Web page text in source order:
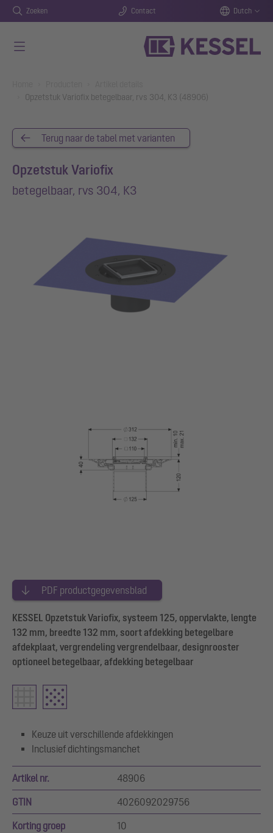
Zoeken Contact Dutch
Opzetstuk Variofix betegelbaar, rvs 304, K3 (48906)
Terug naar de tabel met varianten
Opzetstuk Variofix
betegelbaar, rvs 304, K3
PDF productgegevensblad
KESSEL Opzetstuk Variofix, systeem 125, oppervlakte, lengte
132 mm, breedte 132 mm, soort afdekking betegelbare
afdekplaat, vergrendeling vergrendelbaar, designrooster
optioneel betegelbaar, afdekking betegelbaar
Keuze uit verschillende afdekkingen
Inclusief dichtingsmanchet
Artikel nr. 48906
GTIN 4026092029756
Korting groep 10